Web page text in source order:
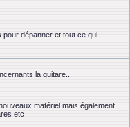
dépanner et tout ce qui
la guitare....
matériel mais également
etc